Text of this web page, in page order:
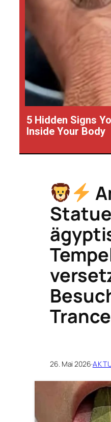
5 Hidden Signs
Inside Your Body
Trance
26. Mai 2026·